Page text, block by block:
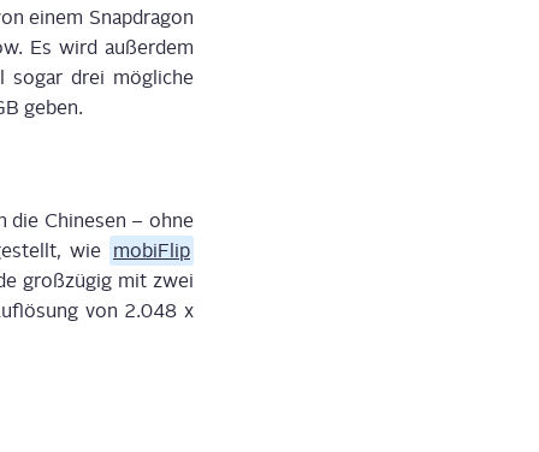
einem Snapd­ra­gon
Es wird außer­dem
sogar drei mög­li­che
geben.
die Chi­ne­sen – ohne
wie mobi­Flip
groß­zü­gig mit zwei
von 2.048 x